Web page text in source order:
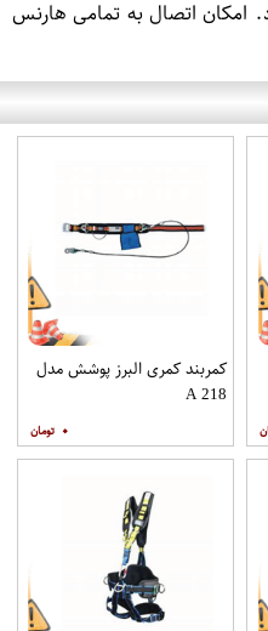
امکان اتصال به تمامی هارنس
کمربند کمری البرز پوشش مدل
A 218
۰